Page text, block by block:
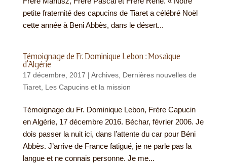
petite fraternité des capucins de Tiaret a célébré Noël
cette année à Beni Abbès, dans le désert...
Témoignage de Fr. Dominique Lebon : Mosaïque
d’Algérie
17 décembre, 2017 | Archives, Dernières nouvelles de
Tiaret, Les Capucins et la mission
Témoignage du Fr. Dominique Lebon, Frère Capucin
en Algérie, 17 décembre 2016. Béchar, février 2006. Je
dois passer la nuit ici, dans l’attente du car pour Béni
Abbès. J’arrive de France fatigué, je ne parle pas la
langue et ne connais personne. Je me...